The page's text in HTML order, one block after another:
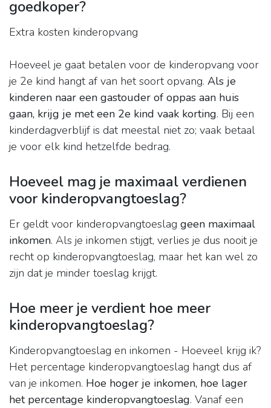
goedkoper?
Extra kosten kinderopvang
Hoeveel je gaat betalen voor de kinderopvang voor
je 2e kind hangt af van het soort opvang. Als je
kinderen naar een gastouder of oppas aan huis
gaan, krijg je met een 2e kind vaak korting. Bij een
kinderdagverblijf is dat meestal niet zo; vaak betaal
je voor elk kind hetzelfde bedrag.
Hoeveel mag je maximaal verdienen
voor kinderopvangtoeslag?
Er geldt voor kinderopvangtoeslag geen maximaal
inkomen. Als je inkomen stijgt, verlies je dus nooit je
recht op kinderopvangtoeslag, maar het kan wel zo
zijn dat je minder toeslag krijgt.
Hoe meer je verdient hoe meer
kinderopvangtoeslag?
Kinderopvangtoeslag en inkomen - Hoeveel krijg ik?
Het percentage kinderopvangtoeslag hangt dus af
van je inkomen. Hoe hoger je inkomen, hoe lager
het percentage kinderopvangtoeslag. Vanaf een